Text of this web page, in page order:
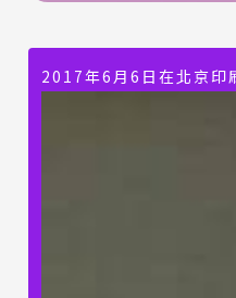
2017年6月6日在北京印